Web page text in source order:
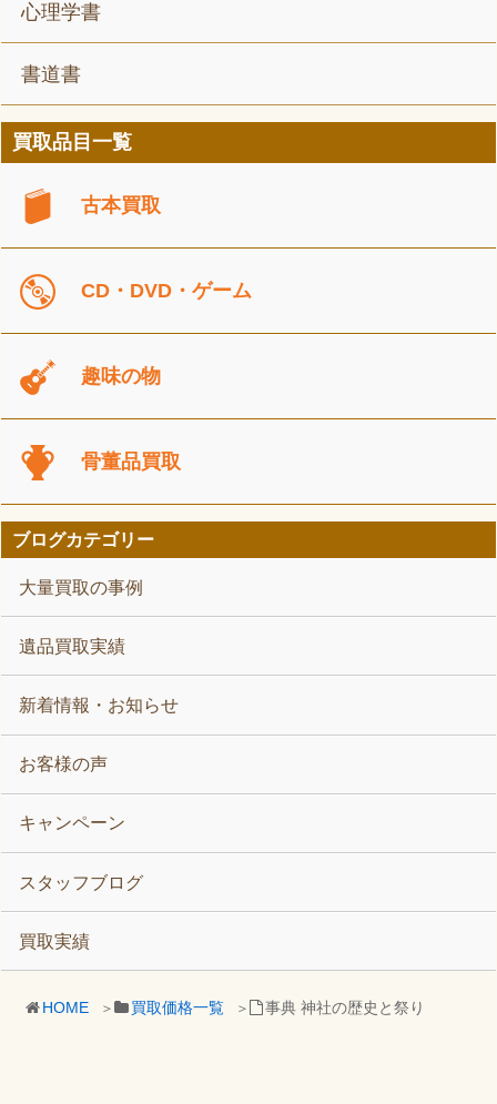
HOME 買取価格一覧 事典 神社の歴史と祭り
心理学書
書道書
買取品目一覧
古本買取
CD・DVD・ゲーム
趣味の物
骨董品買取
ブログカテゴリー
大量買取の事例
遺品買取実績
新着情報・お知らせ
お客様の声
キャンペーン
スタッフブログ
買取実績